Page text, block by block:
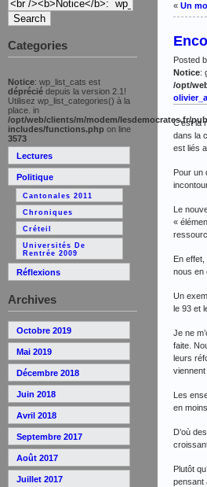
Categories
Notice: wp_list_cats est
déprécié depuis la version 2.1!
Utilisez wp_list_categories() à la
place. in
/opt/web/clients/m/modem/lesdemocrates.fr/
includes/functions.php on line
3573
Lectures
Politique
Cantonales 2011
Chroniques
Créteil
Universités De
Rentrée 2009
Réflexions
Archives
Octobre 2019
Mai 2019
Décembre 2018
Juin 2018
Avril 2018
Septembre 2017
Août 2017
Juillet 2017
« Un
Posted
Notice:
/opt/
C’est la
dans la
est liés
Pour un
Le
«
En
nous en
Un
le 93 et
Je ne
faite.
leurs
Les
en
D’où
Plutôt
pensant